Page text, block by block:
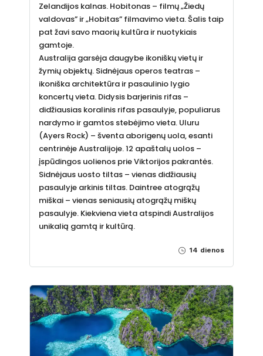
Zelandijos kalnas. Hobitonas – filmų „Žiedų
valdovas” ir „Hobitas” filmavimo vieta. Šalis taip
pat žavi savo maorių kultūra ir nuotykiais
gamtoje.
Australija garsėja daugybe ikoniškų vietų ir
žymių objektų. Sidnėjaus operos teatras –
ikoniška architektūra ir pasaulinio lygio
koncertų vieta. Didysis barjerinis rifas –
didžiausias koralinis rifas pasaulyje, populiarus
nardymo ir gamtos stebėjimo vieta. Uluru
(Ayers Rock) – šventa aborigenų uola, esanti
centrinėje Australijoje. 12 apaštalų uolos –
įspūdingos uolienos prie Viktorijos pakrantės.
Sidnėjaus uosto tiltas – vienas didžiausių
pasaulyje arkinis tiltas. Daintree atogrąžų
miškai – vienas seniausių atogrąžų miškų
pasaulyje. Kiekviena vieta atspindi Australijos
unikalią gamtą ir kultūrą.
14 dienos